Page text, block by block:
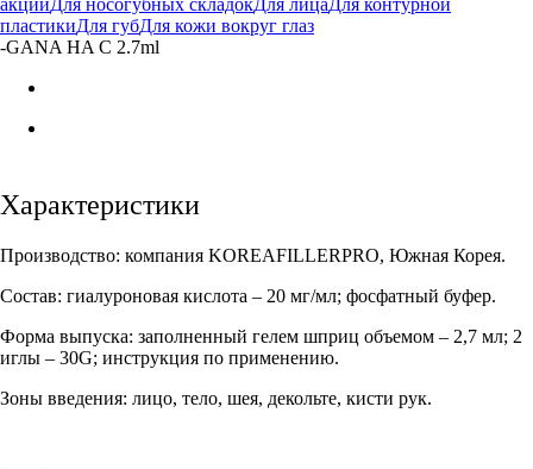
пластикиДля губДля кожи вокруг глаз
-GANA HA С 2.7ml
Характеристики
Производство: компания KOREAFILLERPRO, Южная Корея.
Состав: гиалуроновая кислота – 20 мг/мл; фосфатный буфер.
Форма выпуска: заполненный гелем шприц объемом – 2,7 мл; 2
иглы – 30G; инструкция по применению.
Зоны введения: лицо, тело, шея, декольте, кисти рук.